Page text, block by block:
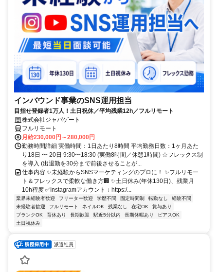
インバウンド事業のSNS運用担当
目指せ登録者1万人！土日祝休／平均残業12h／フルリモート
株式会社ジャパゲート
フルリモート
月給230,000円～280,000円
勤務時間詳細 実働時間：1日あたり8時間 平均勤務日数：1ヶ月あた
り18日 〜 20日 9:30〜18:30 (実働8時間／休憩1時間) ☆フレックス制
を導入 (出退勤を30分まで前後させることが...
仕事内容 ✨未経験からSNSマーケティングのプロに！ ✨フルリモー
ト＆フレックスで柔軟な働き方🏢 ✨土日休み(年休130日)、残業月
10h程度 ✅Instagramアカウント ↓ https:/...
業界未経験者歓迎 フリーター歓迎 学歴不問 固定時間制 転勤なし
経験不問
未経験者歓迎
フルリモート ネイルOK 残業なし 在宅OK
賞与あり
ブランクOK
育休あり 長期歓迎 駅近5分以内 長期休暇あり
ピアスOK
土日祝休み
派遣社員